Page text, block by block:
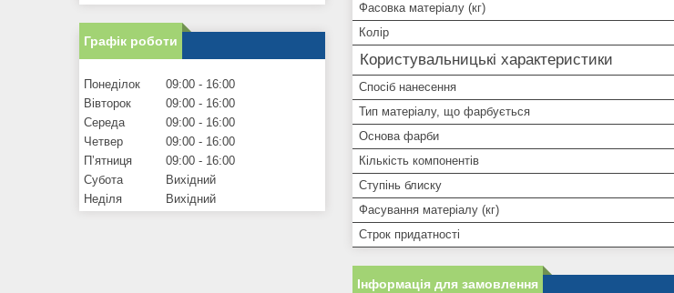
Фасовка матеріалу (кг)
Колір
Користувальницькі характеристики
Спосіб нанесення
Тип матеріалу, що фарбується
Основа фарби
Кількість компонентів
Ступінь блиску
Фасування матеріалу (кг)
Строк придатності
Інформація для замовлення
Графік роботи
Понеділок 09:00
16:00
Вівторок
09:00
16:00
Середа
09:00
16:00
Четвер
09:00
16:00
Пʼятниця
09:00
16:00
Субота
Вихідний
Неділя
Вихідний